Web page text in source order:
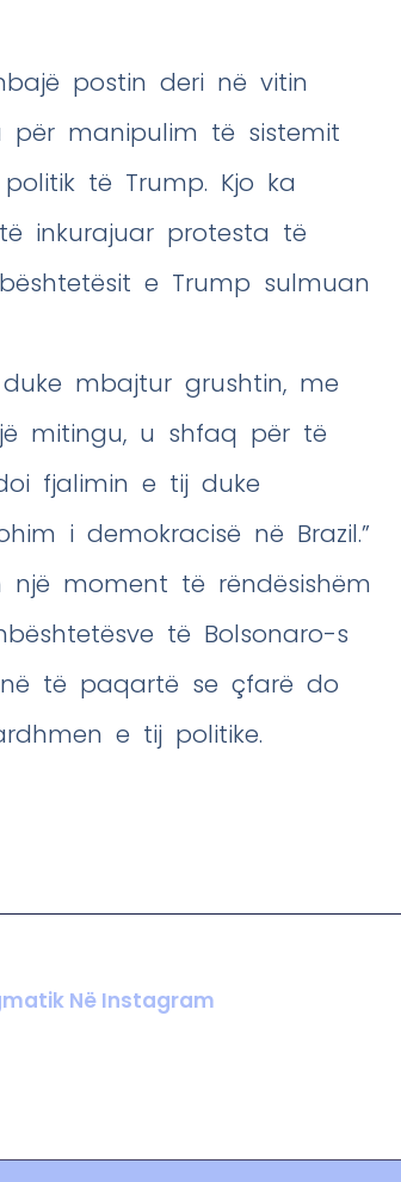
postin deri në vitin
për manipulim të sistemit
të Trump. Kjo ka
inkurajuar protesta të
e Trump sulmuan
mbajtur grushtin, me
mitingu, u shfaq për të
fjalimin e tij duke
i demokracisë në Brazil.”
moment të rëndësishëm
të Bolsonaro-s
të paqartë se çfarë do
e tij politike.
Në Instagram